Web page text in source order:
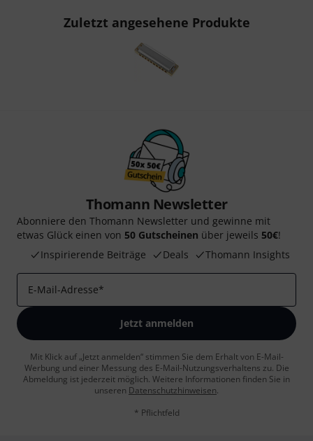
Zuletzt angesehene Produkte
Thomann Newsletter
Abonniere den Thomann Newsletter und gewinne mit
etwas Glück einen von 50 Gutscheinen über jeweils 50€!
Inspirierende Beiträge
Deals Thomann Insights
E-Mail-Adresse*
Jetzt anmelden
Mit Klick auf „Jetzt anmelden“ stimmen Sie dem Erhalt von E-Mail-
Werbung und einer Messung des E-Mail-Nutzungsverhaltens zu. Die
Abmeldung ist jederzeit möglich. Weitere Informationen finden Sie in
unseren Datenschutzhinweisen.
* Pflichtfeld